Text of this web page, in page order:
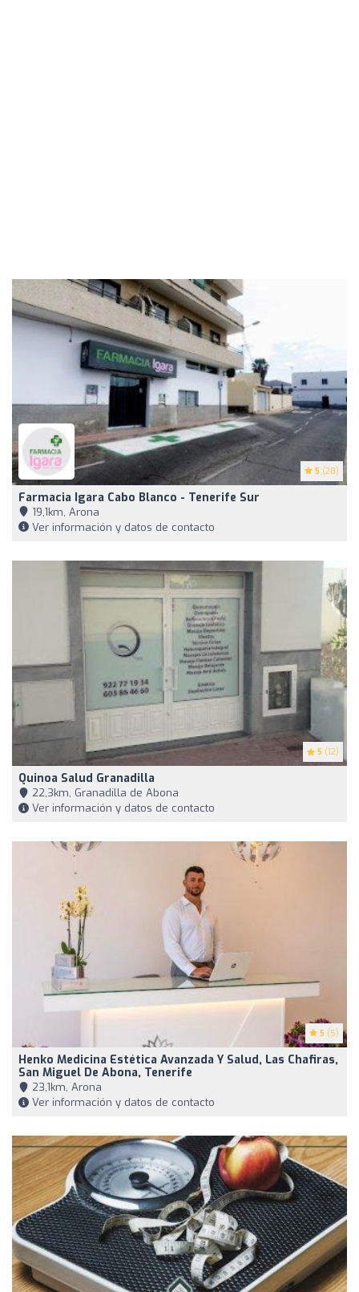
5 (28)
Farmacia Igara Cabo Blanco - Tenerife Sur
19,1km, Arona
Ver información y datos de contacto
5 (12)
Quinoa Salud Granadilla
22,3km, Granadilla de Abona
Ver información y datos de contacto
5 (5)
Henko Medicina Estética Avanzada Y Salud, Las Chafiras,
San Miguel De Abona, Tenerife
23,1km, Arona
Ver información y datos de contacto